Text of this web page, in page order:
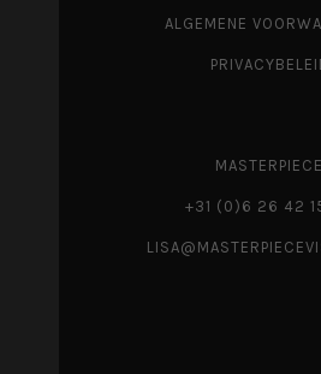
ALGEMENE
MASTERPIECE
+31 (0)6 26 42